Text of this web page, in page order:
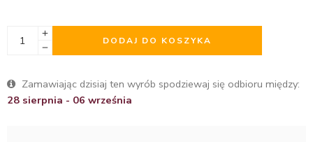
DODAJ DO KOSZYKA
Zamawiając dzisiaj ten wyrób spodziewaj się odbioru między:
28 sierpnia - 06 września